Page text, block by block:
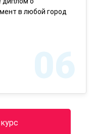
в любой город
06